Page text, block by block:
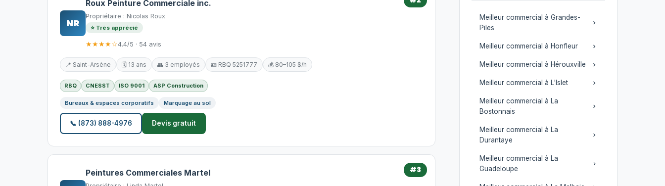
NR
Roux Peinture Commerciale inc.
Propriétaire : Nicolas Roux
⭐ Très apprécié
★★★★☆4.4/5 · 54 avis
📍 Saint-Arsène 🗓️ 13 ans 👥 3 employés 🪪 RBQ 5251777 💰 80–105 $/h
RBQ CNESST ISO 9001 ASP Construction
Bureaux & espaces corporatifs Marquage au sol
📞 (873) 888-4976 Devis gratuit
#3
Peintures Commerciales Martel
Meilleur commercial à Grandes-
Piles
Meilleur commercial à Honfleur
Meilleur commercial à Hérouxville
Meilleur commercial à L'Islet
Meilleur commercial à La
Bostonnais
Meilleur commercial à La
Durantaye
Meilleur commercial à La
Guadeloupe